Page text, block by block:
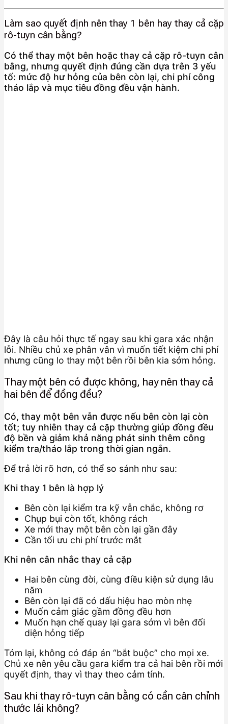
Làm sao quyết định nên thay 1 bên hay thay cả cặp
rô-tuyn cân bằng?
Có thể thay một bên hoặc thay cả cặp rô-tuyn cân
bằng, nhưng quyết định đúng cần dựa trên 3 yếu
tố: mức độ hư hỏng của bên còn lại, chi phí công
tháo lắp và mục tiêu đồng đều vận hành.
Đây là câu hỏi thực tế ngay sau khi gara xác nhận
lỗi. Nhiều chủ xe phân vân vì muốn tiết kiệm chi phí
nhưng cũng lo thay một bên rồi bên kia sớm hỏng.
Thay một bên có được không, hay nên thay cả
hai bên để đồng đều?
Có, thay một bên vẫn được nếu bên còn lại còn
tốt; tuy nhiên thay cả cặp thường giúp đồng đều
độ bền và giảm khả năng phát sinh thêm công
kiểm tra/tháo lắp trong thời gian ngắn.
Để trả lời rõ hơn, có thể so sánh như sau:
Khi thay 1 bên là hợp lý
Bên còn lại kiểm tra kỹ vẫn chắc, không rơ
Chụp bụi còn tốt, không rách
Xe mới thay một bên còn lại gần đây
Cần tối ưu chi phí trước mắt
Khi nên cân nhắc thay cả cặp
Hai bên cùng đời, cùng điều kiện sử dụng lâu
năm
Bên còn lại đã có dấu hiệu hao mòn nhẹ
Muốn cảm giác gầm đồng đều hơn
Muốn hạn chế quay lại gara sớm vì bên đối
diện hỏng tiếp
Tóm lại, không có đáp án “bắt buộc” cho mọi xe.
Chủ xe nên yêu cầu gara kiểm tra cả hai bên rồi mới
quyết định, thay vì thay theo cảm tính.
Sau khi thay rô-tuyn cân bằng có cần cân chỉnh
thước lái không?